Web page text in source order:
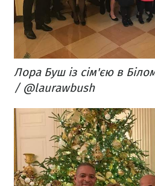
Лора Буш із сім'єю в
/ @laurawbush